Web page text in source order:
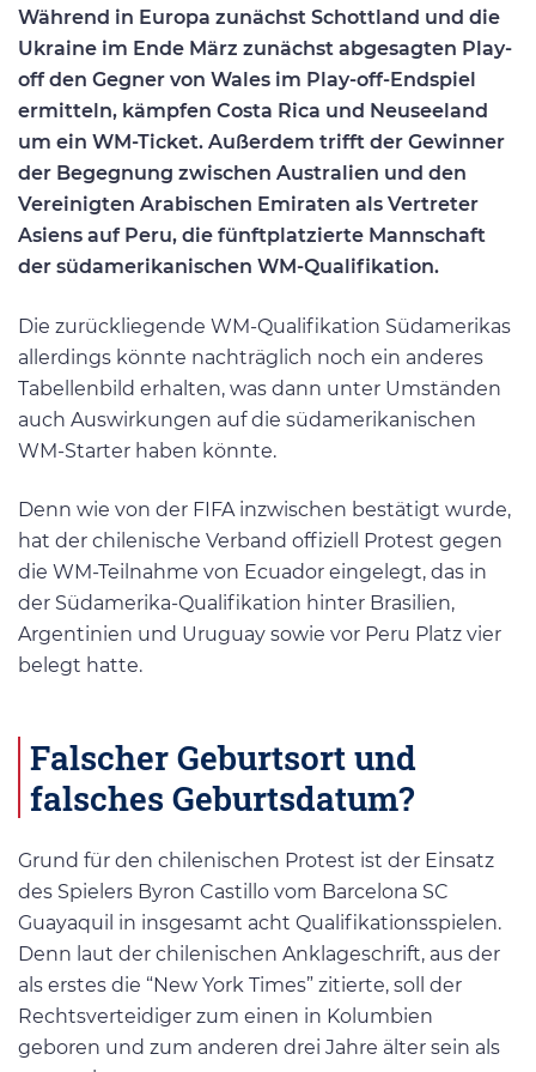
Während in Europa zunächst Schottland und die
Ukraine im Ende März zunächst abgesagten Play-
off den Gegner von Wales im Play-off-Endspiel
ermitteln, kämpfen Costa Rica und Neuseeland
um ein WM-Ticket. Außerdem trifft der Gewinner
der Begegnung zwischen Australien und den
Vereinigten Arabischen Emiraten als Vertreter
Asiens auf Peru, die fünftplatzierte Mannschaft
der südamerikanischen WM-Qualifikation.
Die zurückliegende WM-Qualifikation Südamerikas
allerdings könnte nachträglich noch ein anderes
Tabellenbild erhalten, was dann unter Umständen
auch Auswirkungen auf die südamerikanischen
WM-Starter haben könnte.
Denn wie von der FIFA inzwischen bestätigt wurde,
hat der chilenische Verband offiziell Protest gegen
die WM-Teilnahme von Ecuador eingelegt, das in
der Südamerika-Qualifikation hinter Brasilien,
Argentinien und Uruguay sowie vor Peru Platz vier
belegt hatte.
Falscher Geburtsort und
falsches Geburtsdatum?
Grund für den chilenischen Protest ist der Einsatz
des Spielers Byron Castillo vom Barcelona SC
Guayaquil in insgesamt acht Qualifikationsspielen.
Denn laut der chilenischen Anklageschrift, aus der
als erstes die “New York Times” zitierte, soll der
Rechtsverteidiger zum einen in Kolumbien
geboren und zum anderen drei Jahre älter sein als